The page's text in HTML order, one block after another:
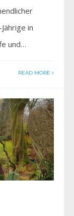
in
und…
READ MORE